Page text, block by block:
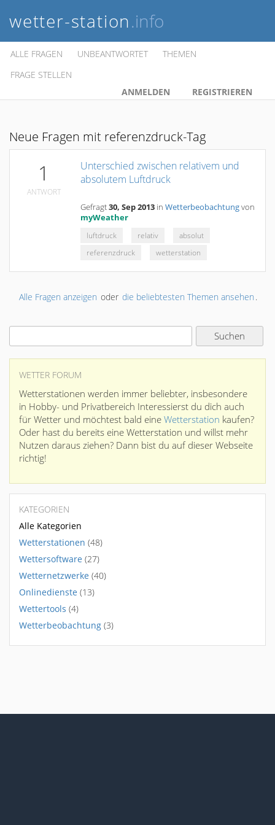
wetter-station.info
ALLE FRAGEN UNBEANTWORTET
THEMEN
FRAGE STELLEN
ANMELDEN
REGISTRIEREN
Neue Fragen mit referenzdruck-Tag
1
ANTWORT
Unterschied zwischen relativem und
absolutem Luftdruck
Gefragt30, Sep 2013 in Wetterbeobachtungvon
myWeather
luftdruck
relativ
absolut
referenzdruck
wetterstation
Alle Fragen anzeigen oder die beliebtesten Themen ansehen .
WETTER FORUM
Wetterstationen werden immer beliebter, insbesondere
in Hobby- und Privatbereich Interessierst du dich auch
für Wetter und möchtest bald eine Wetterstation kaufen?
Oder hast du bereits eine Wetterstation und willst mehr
Nutzen daraus ziehen? Dann bist du auf dieser Webseite
richtig!
KATEGORIEN
Alle Kategorien
Wetterstationen (48)
Wettersoftware (27)
Wetternetzwerke (40)
Onlinedienste (13)
Wettertools (4)
Wetterbeobachtung (3)